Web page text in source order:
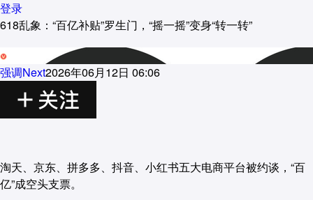
登录
618乱象：“百亿补贴”罗生门，“摇一摇”变身“转一转”
强调Next2026年06月12日 06:06
淘天、京东、拼多多、抖音、小红书五大电商平台被约谈，“百
亿”成空头支票。